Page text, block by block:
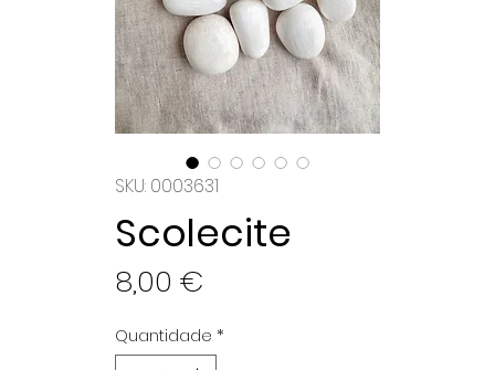
SKU: 0003631
Scolecite
8,00 €
Quantidade *